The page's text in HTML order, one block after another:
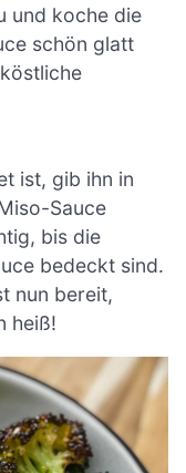
und koche die
schön glatt
ist, gib ihn in
Sauce
bis die
bedeckt sind.
nun bereit,
heiß!